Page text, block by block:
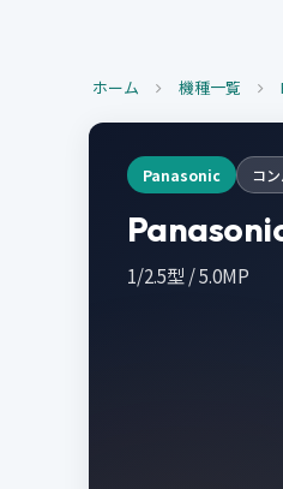
ホーム
機種一覧
Panasonic コ
1/2.5型 / 5.0MP